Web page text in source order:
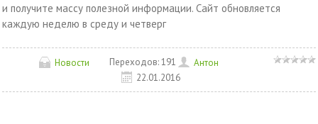
и получите массу полезной информации. Сайт обновляется
каждую неделю в среду и четверг
Новости Переходов:191
Антон
22.01.2016